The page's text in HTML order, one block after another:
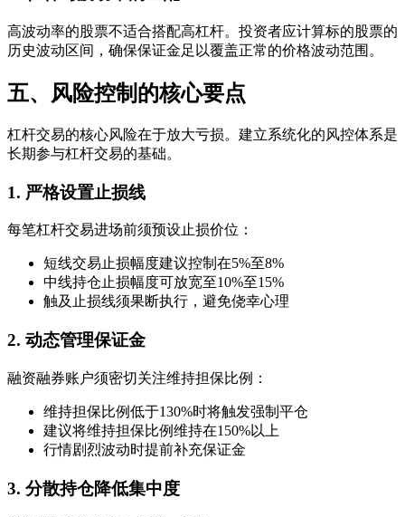
高波动率的股票不适合搭配高杠杆。投资者应计算标的股票的
历史波动区间，确保保证金足以覆盖正常的价格波动范围。
五、风险控制的核心要点
杠杆交易的核心风险在于放大亏损。建立系统化的风控体系是
长期参与杠杆交易的基础。
1. 严格设置止损线
每笔杠杆交易进场前须预设止损价位：
短线交易止损幅度建议控制在5%至8%
中线持仓止损幅度可放宽至10%至15%
触及止损线须果断执行，避免侥幸心理
2. 动态管理保证金
融资融券账户须密切关注维持担保比例：
维持担保比例低于130%时将触发强制平仓
建议将维持担保比例维持在150%以上
行情剧烈波动时提前补充保证金
3. 分散持仓降低集中度